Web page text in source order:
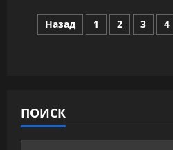
рудокопы:
Как
грибы
Пагинация
Назад 1 2 3 4
ПОИСК